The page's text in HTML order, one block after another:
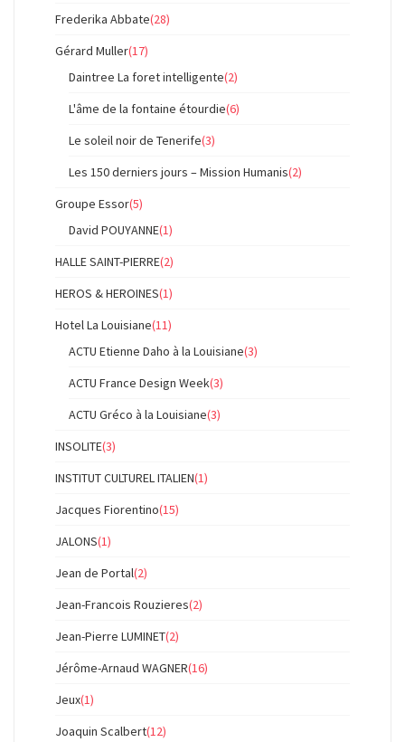
Frederika Abbate(28)
Gérard Muller(17)
Daintree La foret intelligente(2)
L'âme de la fontaine étourdie(6)
Le soleil noir de Tenerife(3)
Les 150 derniers jours – Mission Humanis(2)
Groupe Essor(5)
David POUYANNE(1)
HALLE SAINT-PIERRE(2)
HEROS & HEROINES(1)
Hotel La Louisiane(11)
ACTU Etienne Daho à la Louisiane(3)
ACTU France Design Week(3)
ACTU Gréco à la Louisiane(3)
INSOLITE(3)
INSTITUT CULTUREL ITALIEN(1)
Jacques Fiorentino(15)
JALONS(1)
Jean de Portal(2)
Jean-Francois Rouzieres(2)
Jean-Pierre LUMINET(2)
Jérôme-Arnaud WAGNER(16)
Jeux(1)
Joaquin Scalbert(12)